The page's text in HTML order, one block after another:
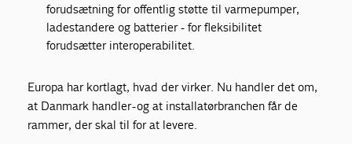
forudsætning for offentlig støtte til varmepumper,
ladestandere og batterier - for fleksibilitet
forudsætter interoperabilitet.
Europa har kortlagt, hvad der virker. Nu handler det om,
at Danmark handler - og at installatørbranchen får de
rammer, der skal til for at levere.